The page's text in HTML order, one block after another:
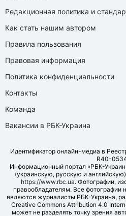
Редакционная политика и
Как стать нашим автором
Правила пользования
Правовая информация
Политика конфиденциальности
Контакты
Команда
Вакансии в РБК-Украина
Идентификатор онлайн-медиа в
R40-
Информационный портал «РБК-
(украинскую, русскую и
https://www.rbc.ua. Фотографии,
правообладателям. Все фотографии
являются журналисты РБК-Украина,
Creative Commons Attribution 4.0
может не разделять точку зрения